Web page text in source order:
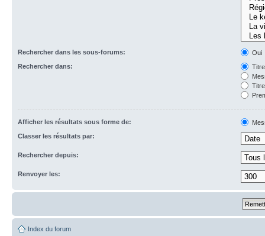
Rechercher dans les sous-forums:
Oui
Rechercher dans:
Afficher les résultats sous forme de:
Classer les résultats par:
Rechercher depuis:
Renvoyer les:
Index du forum